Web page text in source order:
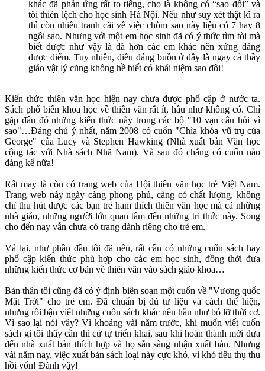
khác đã phản ứng rất to tiếng, cho là không có “sao đôi” và
tôi thiên lệch cho học sinh Hà Nội. Nếu như suy xét thật kĩ ra
thì còn nhiều tranh cãi về việc chòm sao này liệu có 7 hay 8
ngôi sao. Nhưng với một em học sinh đã có ý thức tìm tòi mà
biết được như vậy là đã hơn các em khác nên xứng đáng
được điểm. Tuy nhiên, điều đáng buồn ở đây là ngay cả thầy
giáo vật lý cũng không hề biết có khái niệm sao đôi!
Kiến thức thiên văn học hiện nay chưa được phổ cập ở nước ta.
Sách phổ biến khoa học về thiên văn rất ít, hầu như không có. Chỉ
gặp đâu đó những kiến thức này trong các bộ "10 vạn câu hỏi vì
sao"…Đáng chú ý nhất, năm 2008 có cuốn "Chìa khóa vũ trụ của
George" của Lucy và Stephen Hawking (Nhà xuất bản Văn học
cộng tác với Nhà sách Nhã Nam). Và sau đó chẳng có cuốn nào
đáng kể nữa!
Rất may là còn có trang web của Hội thiên văn học trẻ Việt Nam.
Trang web này ngày càng phong phú, càng có chất lượng, không
chỉ thu hút được các bạn trẻ ham thích thiên văn học mà cả những
nhà giáo, những người lớn quan tâm đến những tri thức này. Song
cho đến nay vẫn chưa có trang dành riêng cho trẻ em.
Vả lại, như phần đầu tôi đã nêu, rất cần có những cuốn sách hay
phổ cập kiến thức phù hợp cho các em học sinh, đồng thời đưa
những kiến thức cơ bản về thiên văn vào sách giáo khoa…
Bản thân tôi cũng đã có ý định biên soạn một cuốn về "Vương quốc
Mặt Trời" cho trẻ em. Đã chuẩn bị đủ tư liệu và cách thể hiện,
nhưng rồi bận viết những cuốn sách khác nên hầu như bỏ lỡ thời cơ.
Vì sao lại nói vây? Vì khoảng vài năm trước, khi muốn viết cuốn
sách gì tôi thấy cần thì cứ tự triển khai, sau khi hoàn thành mới đưa
đến nhà xuất bản thích hợp và họ sẵn sàng nhận xuất bản. Nhưng
vài năm nay, việc xuất bản sách loại này cực khó, vì khó tiêu thụ thu
hồi vốn! Đành vậy!